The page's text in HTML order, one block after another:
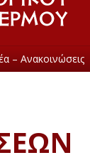
– Ανακοινώσεις